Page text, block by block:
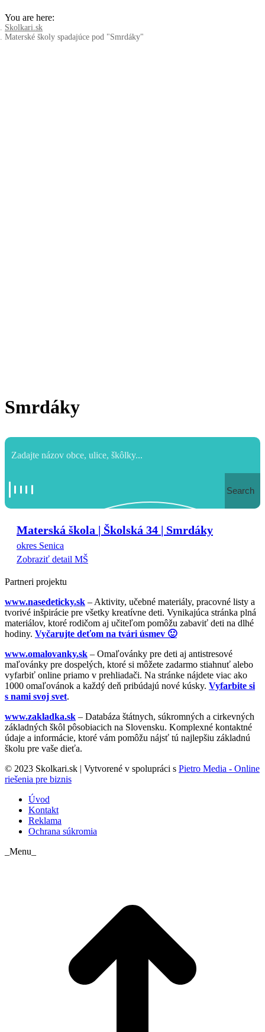
You are here:
Skolkari.sk
Materské školy spadajúce pod "Smrdáky"
Smrdáky
Search
Materská škola | Školská 34 | Smrdáky
okres Senica
Zobraziť detail MŠ
Partneri projektu
www.nasedeticky.sk – Aktivity, učebné materiály, pracovné listy a
tvorivé inšpirácie pre všetky kreatívne deti. Vynikajúca stránka plná
materiálov, ktoré rodičom aj učiteľom pomôžu zabaviť deti na dlhé
hodiny. Vyčarujte deťom na tvári úsmev 🙂
www.omalovanky.sk – Omaľovánky pre deti aj antistresové
maľovánky pre dospelých, ktoré si môžete zadarmo stiahnuť alebo
vyfarbiť online priamo v prehliadači. Na stránke nájdete viac ako
1000 omaľovánok a každý deň pribúdajú nové kúsky. Vyfarbite si
s nami svoj svet.
www.zakladka.sk – Databáza štátnych, súkromných a cirkevných
základných škôl pôsobiacich na Slovensku. Komplexné kontaktné
údaje a informácie, ktoré vám pomôžu nájsť tú najlepšiu základnú
školu pre vaše dieťa.
© 2023 Skolkari.sk | Vytvorené v spolupráci s Pietro Media - Online
riešenia pre biznis
Úvod
Kontakt
Reklama
Ochrana súkromia
_Menu_